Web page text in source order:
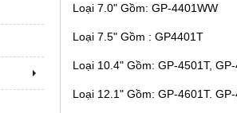
Loại 7.0" Gồm: GP-4401WW
Loại 7.5" Gồm : GP4401T
Loại 10.4" Gồm: GP-4501T,
Loại 12.1" Gồm: GP-4601T.